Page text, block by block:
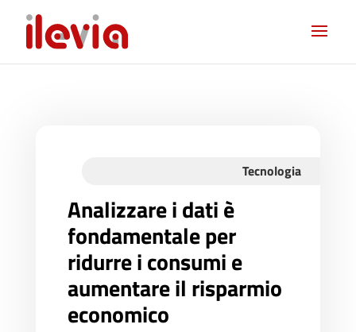
Tecnologia
Analizzare i dati è
fondamentale per
ridurre i consumi e
aumentare il risparmio
economico